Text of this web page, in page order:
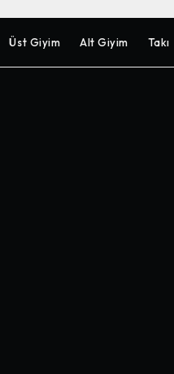
Üst Giyim Alt Giyim Takı